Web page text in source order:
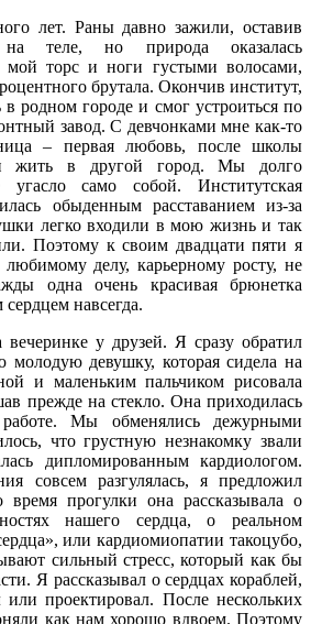
лет. Раны давно зажили, оставив
теле, но природа оказалась
мой торс и ноги густыми волосами,
брутала. Окончив институт,
родном городе и смог устроиться по
завод. С девчонками мне как-то
– первая любовь, после школы
жить в другой город. Мы долго
угасло само собой. Институтская
обыденным расставанием из-за
легко входили в мою жизнь и так
Поэтому к своим двадцати пяти я
любимому делу, карьерному росту, не
одна очень красивая брюнетка
навсегда.
у друзей. Я сразу обратил
молодую девушку, которая сидела на
и маленьким пальчиком рисовала
прежде на стекло. Она приходилась
Мы обменялись дежурными
что грустную незнакомку звали
дипломированным кардиологом.
совсем разгулялась, я предложил
время прогулки она рассказывала о
нашего сердца, о реальном
или кардиомиопатии такоцубо,
сильный стресс, который как бы
Я рассказывал о сердцах кораблей,
проектировал. После нескольких
как нам хорошо вдвоем. Поэтому